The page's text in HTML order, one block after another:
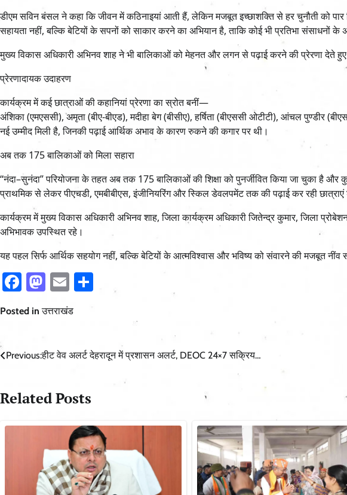
डीएम सविन बंसल ने कहा कि जीवन में कठिनाइयां आती हैं, लेकिन मजबूत इच्छाशक्ति से हर चुनौती को
सहायता नहीं, बल्कि बेटियों के सपनों को साकार करने का अभियान है, ताकि कोई भी प्रतिभा संसाधनों के
मुख्य विकास अधिकारी अभिनव शाह ने भी बालिकाओं को मेहनत और लगन से पढ़ाई करने की प्रेरणा देते
प्रेरणादायक उदाहरण
कार्यक्रम में कई छात्राओं की कहानियां प्रेरणा का स्रोत बनीं—
अंशिका (एमएससी), अमृता (बीए-बीएड), मदीहा बेग (बीसीए), हर्षिता (बीएससी ओटीटी), आंचल पुण्डीर
नई उम्मीद मिली है, जिनकी पढ़ाई आर्थिक अभाव के कारण रुकने की कगार पर थी।
अब तक 175 बालिकाओं को मिला सहारा
“नंदा–सुनंदा” परियोजना के तहत अब तक 175 बालिकाओं की शिक्षा को पुनर्जीवित किया जा चुका है
प्राथमिक से लेकर पीएचडी, एमबीबीएस, इंजीनियरिंग और स्किल डेवलपमेंट तक की पढ़ाई कर रही छात्राएं
कार्यक्रम में मुख्य विकास अधिकारी अभिनव शाह, जिला कार्यक्रम अधिकारी जितेन्द्र कुमार, जिला
अभिभावक उपस्थित रहे।
यह पहल सिर्फ आर्थिक सहयोग नहीं, बल्कि बेटियों के आत्मविश्वास और भविष्य को संवारने की मजबूत नींव
Facebook
Mastodon
Email
Posted inउत्तराखंड
Post
Previous:हीट वेव अलर्ट देहरादून में प्रशासन अलर्ट, DEOC 24×7 सक्रिय…
Related Posts